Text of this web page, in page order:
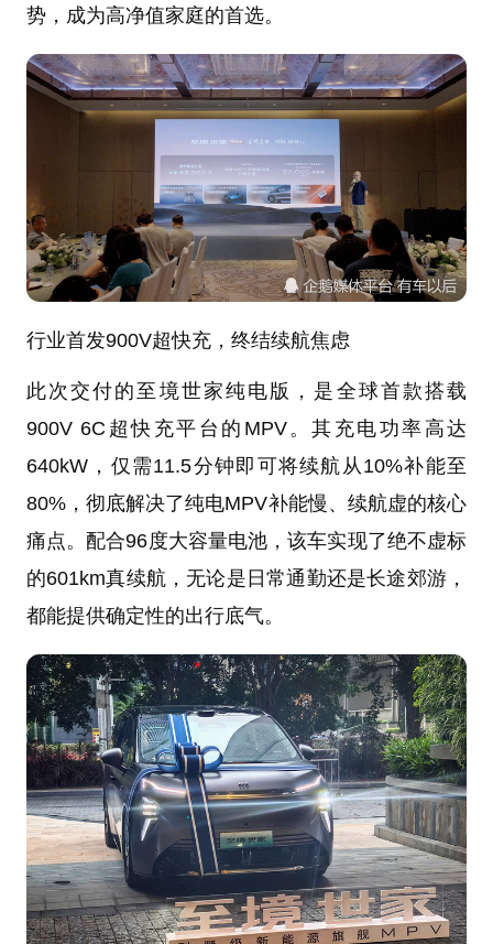
势，成为高净值家庭的首选。
行业首发900V超快充，终结续航焦虑
此次交付的至境世家纯电版，是全球首款搭载
900V 6C超快充平台的MPV。其充电功率高达
640kW，仅需11.5分钟即可将续航从10%补能至
80%，彻底解决了纯电MPV补能慢、续航虚的核心
痛点。配合96度大容量电池，该车实现了绝不虚标
的601km真续航，无论是日常通勤还是长途郊游，
都能提供确定性的出行底气。